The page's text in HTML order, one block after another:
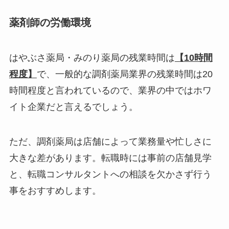
薬剤師の労働環境
はやぶさ薬局・みのり薬局の残業時間は 【10時間
程度】 で、一般的な調剤薬局業界の残業時間は20
時間程度と言われているので、業界の中ではホワ
イト企業だと言えるでしょう。
ただ、調剤薬局は店舗によって業務量や忙しさに
大きな差があります。転職時には事前の店舗見学
と、転職コンサルタントへの相談を欠かさず行う
事をおすすめします。